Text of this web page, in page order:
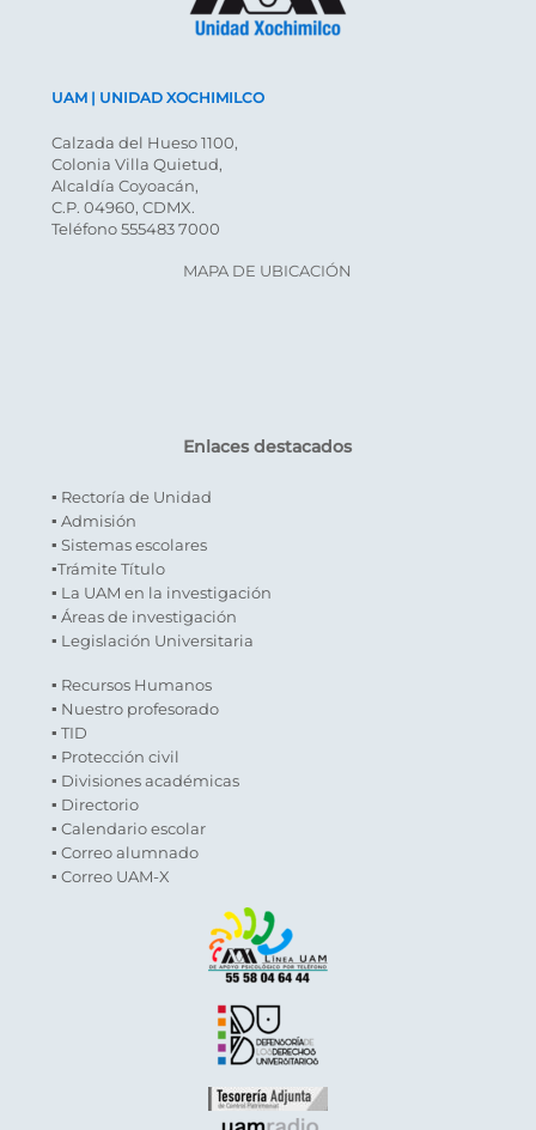
UAM | UNIDAD XOCHIMILCO
Calzada del Hueso 1100,
Colonia Villa Quietud,
Alcaldía Coyoacán,
C.P. 04960, CDMX.
Teléfono 555483 7000
MAPA DE UBICACIÓN
Enlaces destacados
▪ Rectoría de Unidad
▪ Admisión
▪ Sistemas escolares
▪Trámite Título
▪ La UAM en la investigación
▪ Áreas de investigación
▪ Legislación Universitaria
▪ Recursos Humanos
▪ Nuestro profesorado
▪ TID
▪ Protección civil
▪ Divisiones académicas
▪ Directorio
▪ Calendario escolar
▪ Correo alumnado
▪ Correo UAM-X